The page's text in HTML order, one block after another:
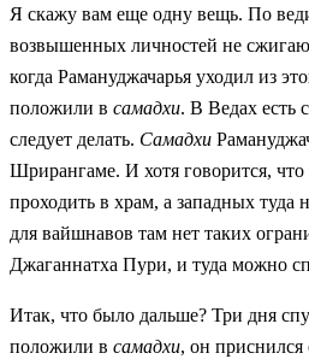
Я скажу вам еще одну вещь. По
возвышенных личностей не
когда Рамануджачарья уходил из
положили в самадхи. В Ведах есть
следует делать. Самадхи
Шрирангаме. И хотя говорится,
проходить в храм, а западных туда
для вайшнавов там нет таких
Джаганнатха Пури, и туда можно
Итак, что было дальше? Три дня
положили в самадхи, он приснился